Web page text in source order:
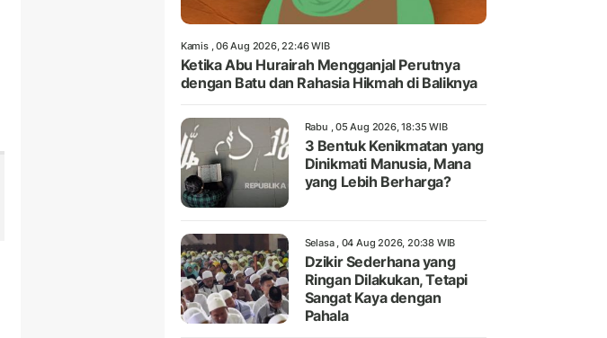
Kamis , 06 Aug 2026, 22:46 WIB
Ketika Abu Hurairah Mengganjal Perutnya
dengan Batu dan Rahasia Hikmah di Baliknya
Rabu , 05 Aug 2026, 18:35 WIB
3 Bentuk Kenikmatan yang
Dinikmati Manusia, Mana
yang Lebih Berharga?
Selasa , 04 Aug 2026, 20:38 WIB
Dzikir Sederhana yang
Ringan Dilakukan, Tetapi
Sangat Kaya dengan
Pahala